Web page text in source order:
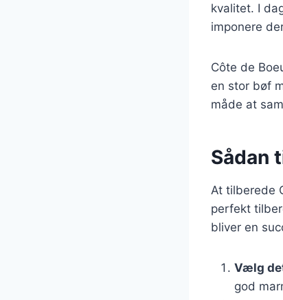
kvalitet. I
imponere
Côte de
en stor bøf
måde at
Sådan
At tilberede
perfekt
bliver en
Vælg
god